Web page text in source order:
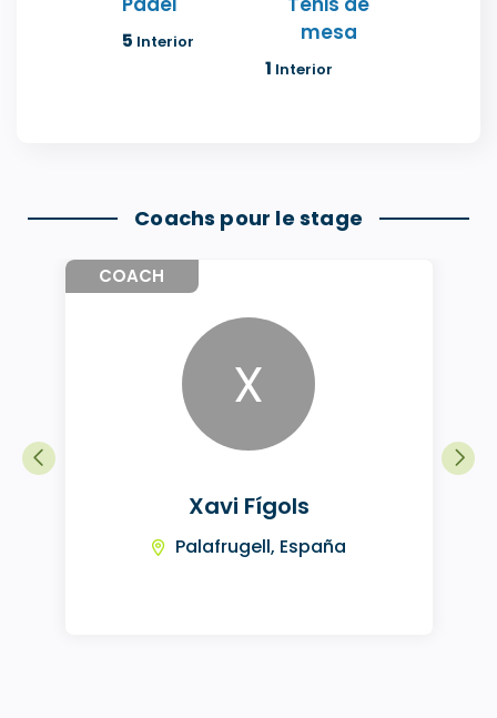
5 Interior
mesa
1 Interior
Coachs pour le stage
COACH
X
Xavi Fígols
Palafrugell, España